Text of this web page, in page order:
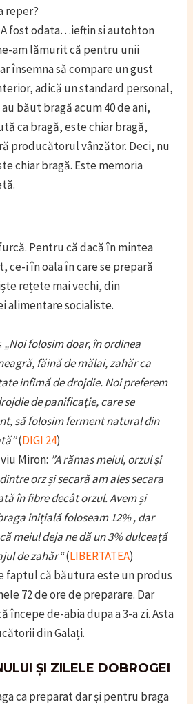
reper?
A fost odata…ieftin si autohton
am lămurit că pentru unii
însemna să compare un gust
adică un standard personal,
băut bragă acum 40 de ani,
ca bragă, este chiar bragă,
producătorul vânzător. Deci, nu
chiar bragă. Este memoria
Pentru că dacă în mintea
ce-i în oala în care se prepară
rețete mai vechi, din
alimentare socialiste.
„Noi folosim doar, în ordinea
făină de mălai, zahăr ca
infimă de drojdie. Noi preferem
de panificaţie, care se
să folosim ferment natural din
(DIGI 24)
Miron: ”A rămas meiul, orzul și
orz și secară am ales secara
în fibre decât orzul. Avem și
inițială foloseam 12% , dar
meiul deja ne dă un 3% dulceață
de zahăr“(LIBERTATEA)
faptul că băutura este un produs
72 de ore de preparare. Dar
începe de-abia dupa a 3-a zi. Asta
din Galați.
ȘI ZILELE DOBROGEI
ca preparat dar și pentru braga